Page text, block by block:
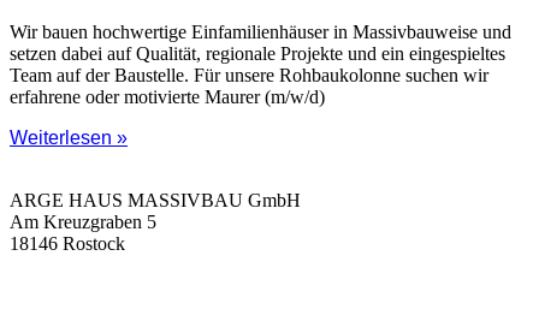
Wir bauen hochwertige Einfamilienhäuser in Massivbauweise und
setzen dabei auf Qualität, regionale Projekte und ein eingespieltes
Team auf der Baustelle. Für unsere Rohbaukolonne suchen wir
erfahrene oder motivierte Maurer (m/w/d)
Weiterlesen »
ARGE HAUS MASSIVBAU GmbH
Am Kreuzgraben 5
18146 Rostock